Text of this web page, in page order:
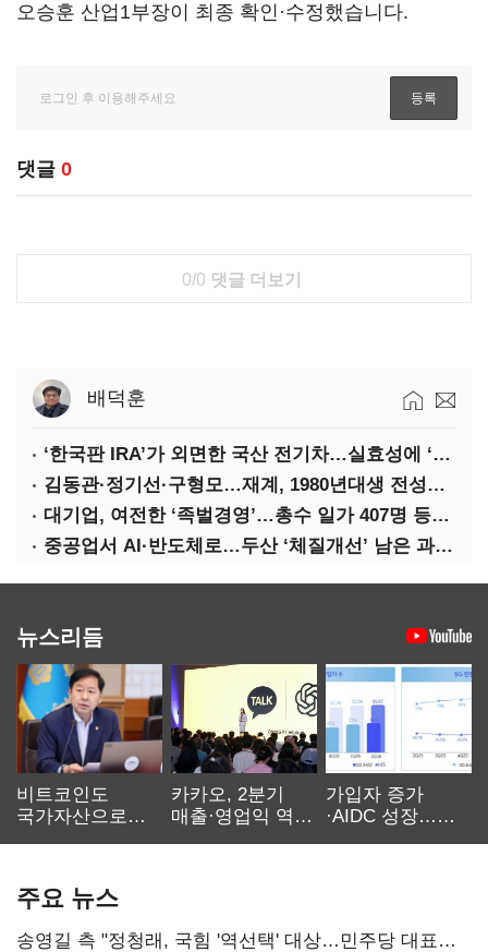
오승훈 산업1부장이 최종 확인·수정했습니다.
댓글 0
0/0 댓글 더보기
배덕훈
‘한국판 IRA’가 외면한 국산 전기차…실효성에 ‘의문’
김동관·정기선·구형모…재계, 1980년대생 전성시대
대기업, 여전한 ‘족벌경영’…총수 일가 407명 등기임원
중공업서 AI·반도체로…두산 ‘체질개선’ 남은 과제는
뉴스리듬
비트코인도
국가자산으로…'
카카오, 2분기
매출·영업익 역대
가입자 증가
·AIDC 성장…
주요 뉴스
송영길 측 "정청래, 국힘 '역선택' 대상…민주당 대표로